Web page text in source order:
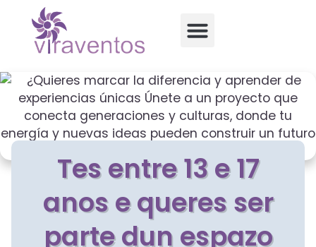
Tes entre 13 e 17
anos e queres ser
parte dun espazo